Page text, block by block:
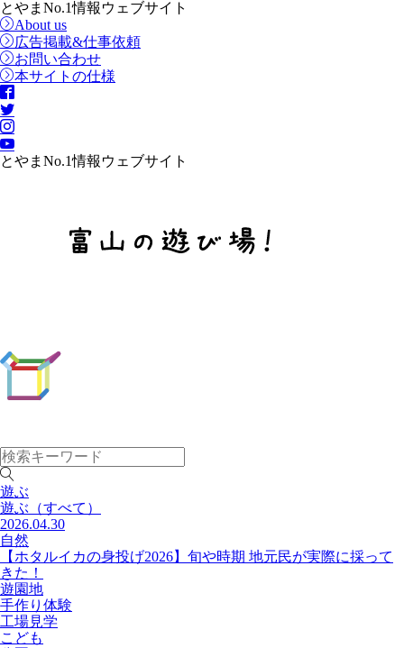
とやまNo.1情報ウェブサイト
About us
広告掲載&仕事依頼
お問い合わせ
本サイトの仕様
とやまNo.1情報ウェブサイト
遊ぶ
遊ぶ （すべて）
2026.04.30
自然
【ホタルイカの身投げ2026】旬や時期 地元民が実際に採って
きた！
遊園地
手作り体験
工場見学
こども